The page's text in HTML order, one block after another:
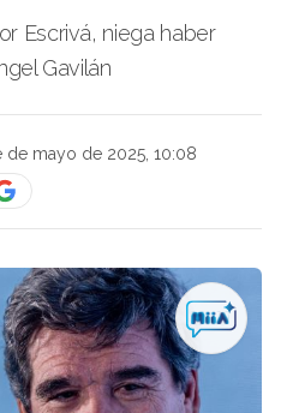
Escrivá, niega haber
Gavilán
de mayo de 2025, 10:08